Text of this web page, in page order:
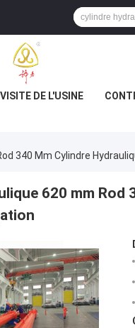
VISITE DE L'USINE
340 Mm Cylindre
620 mm Rod